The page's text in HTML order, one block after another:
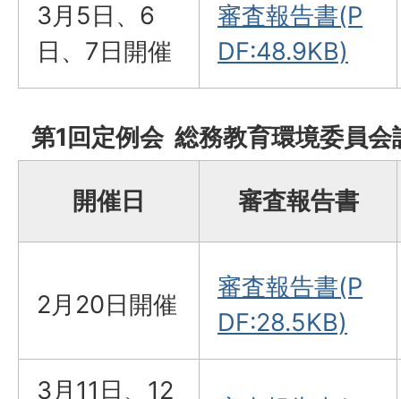
3月5日、6
日、7日開催
審査報告書(P
DF:48.9KB)
第1回定例会 総務教育環境委員会
開催日 審査報告書
2月20日開催
審査報告書(P
DF:28.5KB)
3月11日、12